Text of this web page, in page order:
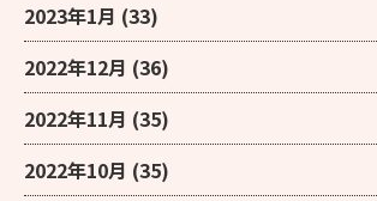
2023年1月 (33)
2022年12月 (36)
2022年11月 (35)
2022年10月 (35)